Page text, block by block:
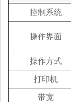
控制系统
操作界面
操作方式
打印机
带宽